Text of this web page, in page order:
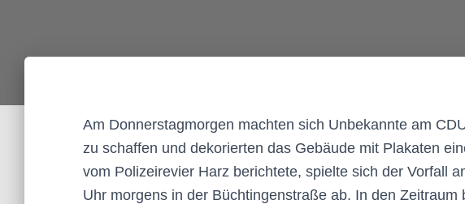
Am Donnerstagmorgen machten sich Unbekannte am
zu schaffen und dekorierten das Gebäude mit Plakaten
vom Polizeirevier Harz berichtete, spielte sich der Vorfall
Uhr morgens in der Büchtingenstraße ab. In den Zeitraum